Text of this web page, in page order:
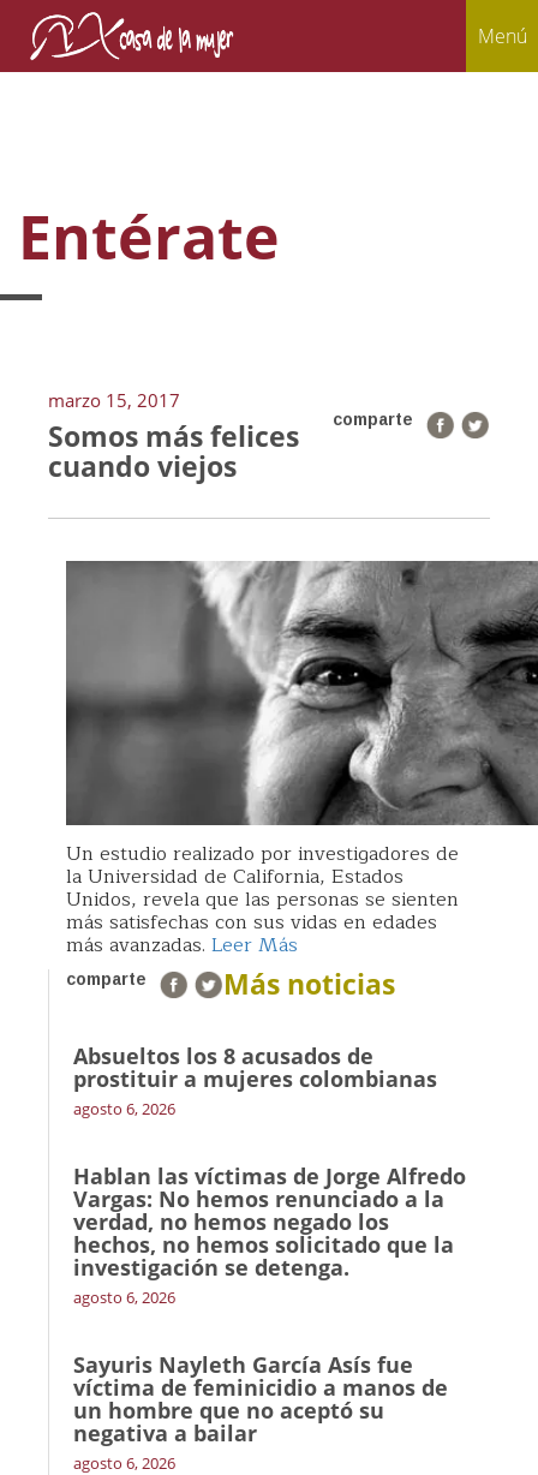
Menú
Entérate
marzo 15, 2017
comparte
Somos más felices
cuando viejos
Un estudio realizado por investigadores de
la Universidad de California, Estados
Unidos, revela que las personas se sienten
más satisfechas con sus vidas en edades
más avanzadas. Leer Más
comparte Más noticias
Absueltos los 8 acusados de
prostituir a mujeres colombianas
agosto 6, 2026
Hablan las víctimas de Jorge Alfredo
Vargas: No hemos renunciado a la
verdad, no hemos negado los
hechos, no hemos solicitado que la
investigación se detenga.
agosto 6, 2026
Sayuris Nayleth García Asís fue
víctima de feminicidio a manos de
un hombre que no aceptó su
negativa a bailar
agosto 6, 2026